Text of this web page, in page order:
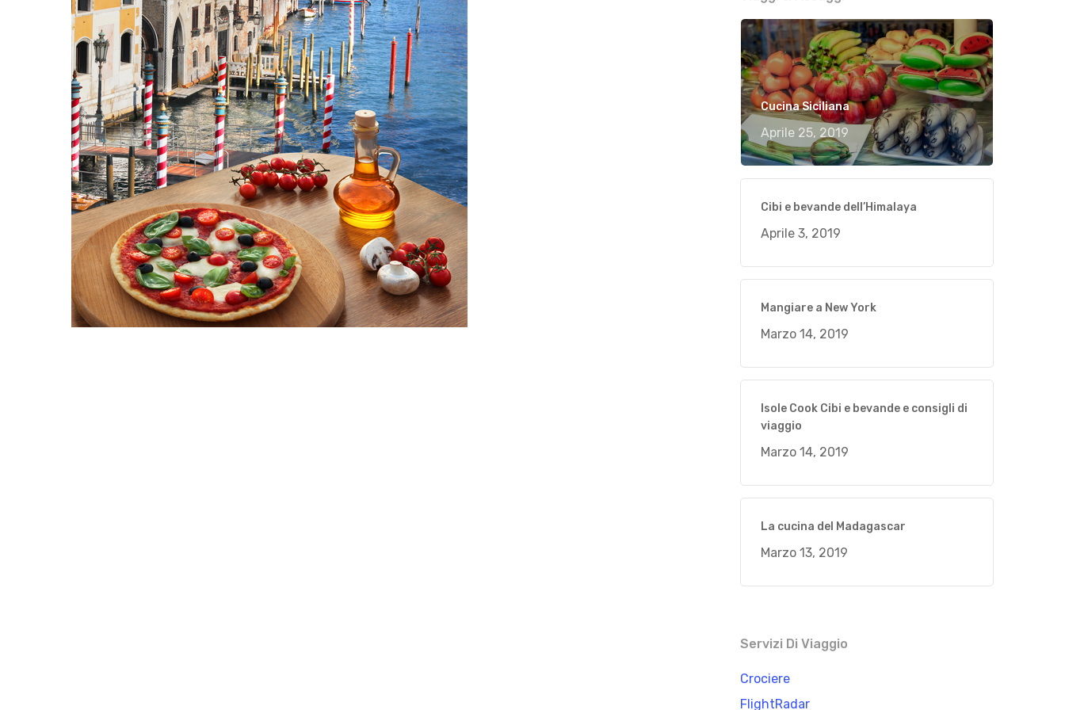
Hit enter to search or ESC to close
Cucina Siciliana
Aprile 25, 2019
Cibi e bevande dell’Himalaya
Aprile 3, 2019
Mangiare a New York
Marzo 14, 2019
Isole Cook Cibi e bevande e consigli di
viaggio
Marzo 14, 2019
La cucina del Madagascar
Marzo 13, 2019
Servizi Di Viaggio
Crociere
FlightRadar